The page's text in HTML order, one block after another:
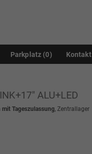
Parkplatz (0) Kontakt
ALU+LED
mit Tageszulassung, Zentrallager